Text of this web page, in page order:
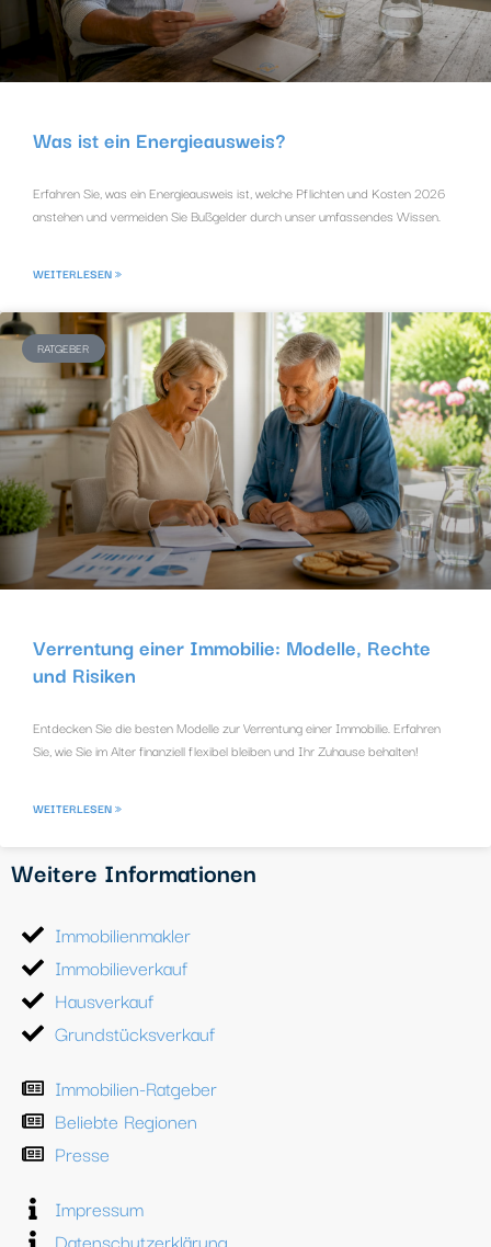
Was ist ein Energieausweis?
Erfahren Sie, was ein Energieausweis ist, welche Pflichten und Kosten 2026
anstehen und vermeiden Sie Bußgelder durch unser umfassendes Wissen.
WEITERLESEN »
RATGEBER
Verrentung einer Immobilie: Modelle, Rechte
und Risiken
Entdecken Sie die besten Modelle zur Verrentung einer Immobilie. Erfahren
Sie, wie Sie im Alter finanziell flexibel bleiben und Ihr Zuhause behalten!
WEITERLESEN »
Weitere Informationen
Immobilienmakler
Immobilieverkauf
Hausverkauf
Grundstücksverkauf
Immobilien-Ratgeber
Beliebte Regionen
Presse
Impressum
Datenschutzerklärung